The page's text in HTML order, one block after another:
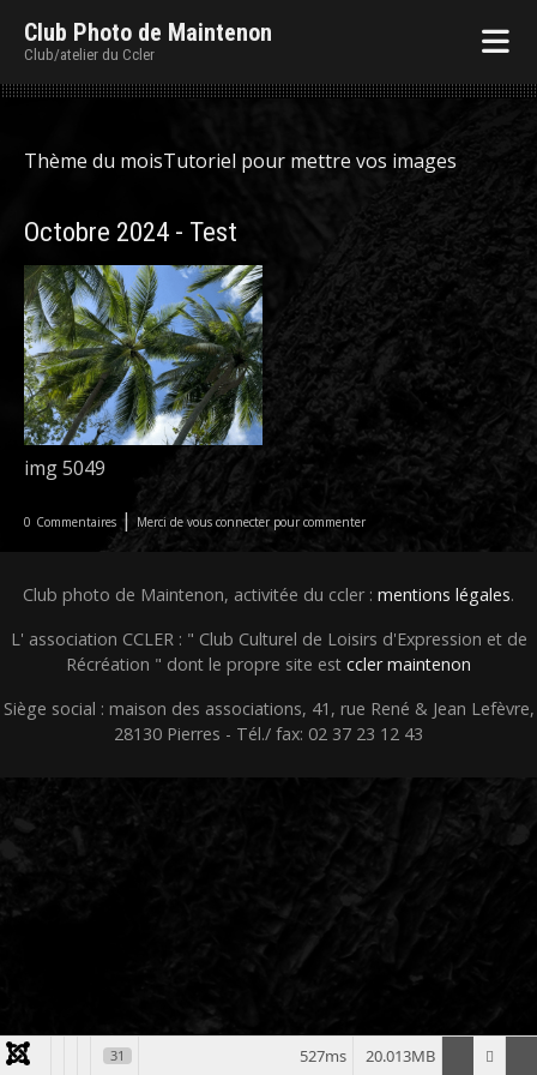
Club Photo de Maintenon
Club/atelier du Ccler
Thème du moisTutoriel pour mettre vos images
Octobre 2024 - Test
img 5049
0 Commentaires | Merci de vous connecter pour commenter
Club photo de Maintenon, activitée du ccler : mentions légales.
L' association CCLER : " Club Culturel de Loisirs d'Expression et de
Récréation " dont le propre site est ccler maintenon
Siège social : maison des associations, 41, rue René & Jean Lefèvre,
28130 Pierres - Tél./ fax: 02 37 23 12 43
31 20.013MB
527ms